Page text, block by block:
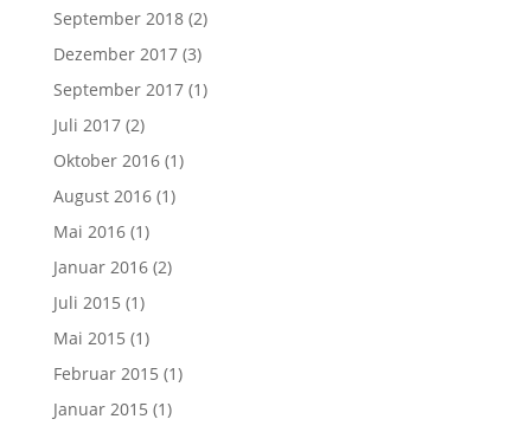
September 2018(2)
Dezember 2017(3)
September 2017(1)
Juli 2017(2)
Oktober 2016(1)
August 2016(1)
Mai 2016(1)
Januar 2016(2)
Juli 2015 (1)
Mai 2015 (1)
Februar 2015 (1)
Januar 2015 (1)